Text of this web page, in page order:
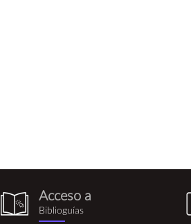
biblioguia.png
Acceso a
Biblioguías